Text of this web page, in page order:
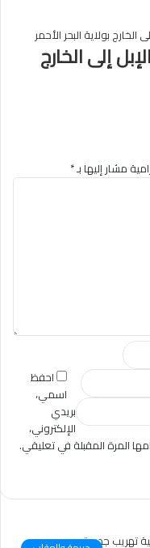
من الإبل إلى الخارج
مشار إليها بـ*
احفظ
اسمي،
بريدي
الإلكتروني،
المرة المقبلة في تعليقي.